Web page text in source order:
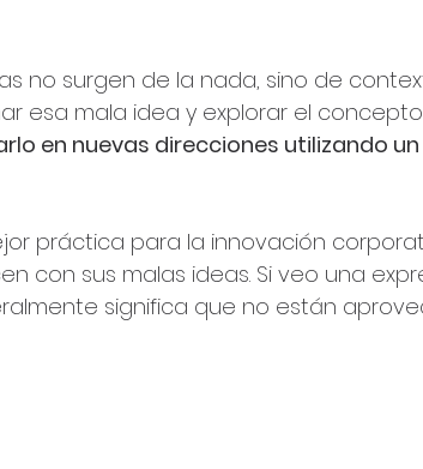
no surgen de la nada, sino de
esa mala idea y explorar el
en nuevas direcciones utilizando
práctica para la innovación
con sus malas ideas. Si veo una
significa que no están